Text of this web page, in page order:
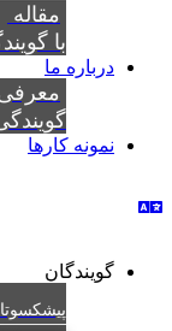
مقاله
با گویندگان
درباره ما
معرفی ما
گویندگی
نمونه کارها
گویندگان
پیشکسوتان